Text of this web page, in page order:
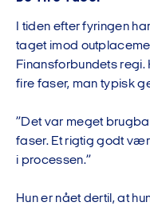
I tiden efter fyringen
taget imod
Finansforbundets
fire faser, man typisk
”Det var meget
faser. Et rigtig godt
i processen.”
Hun er nået dertil, at